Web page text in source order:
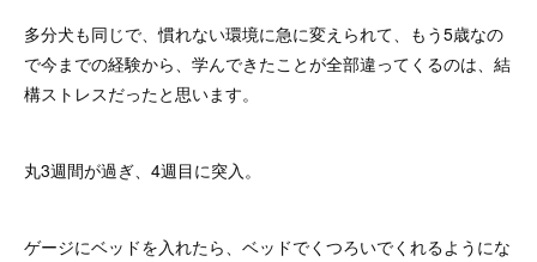
多分犬も同じで、慣れない環境に急に変えられて、もう5歳なの
で今までの経験から、学んできたことが全部違ってくるのは、結
構ストレスだったと思います。
丸3週間が過ぎ、4週目に突入。
ゲージにベッドを入れたら、ベッドでくつろいでくれるようにな